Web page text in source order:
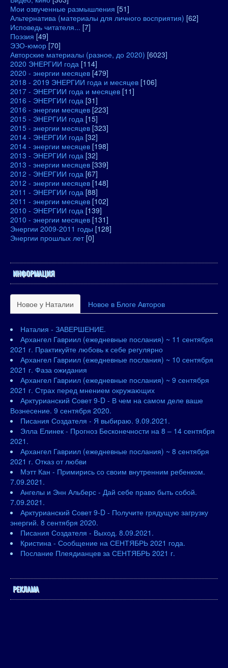
Мои озвученные размышления [51]
Альтернатива (материалы для личного восприятия) [62]
Исповедь читателя... [7]
Поэзия [49]
ЭЗО-юмор [70]
Авторские материалы (разное, до 2020) [6023]
2020 ЭНЕРГИИ года [114]
2020 - энергии месяцев [479]
2018 - 2019 ЭНЕРГИИ года и месяцев [106]
2017 - ЭНЕРГИИ года и месяцев [11]
2016 - ЭНЕРГИИ года [31]
2016 - энергии месяцев [223]
2015 - ЭНЕРГИИ года [15]
2015 - энергии месяцев [323]
2014 - ЭНЕРГИИ года [32]
2014 - энергии месяцев [198]
2013 - ЭНЕРГИИ года [32]
2013 - энергии месяцев [339]
2012 - ЭНЕРГИИ года [67]
2012 - энергии месяцев [148]
2011 - ЭНЕРГИИ года [88]
2011 - энергии месяцев [102]
2010 - ЭНЕРГИИ года [139]
2010 - энергии месяцев [131]
Энергии 2009-2011 годы [128]
Энергии прошлых лет [0]
ИНФОРМАЦИЯ
Новое у Наталии Новое в Блоге Авторов
Наталия - ЗАВЕРШЕНИЕ.
Архангел Гавриил (ежедневные послания) ~ 11 сентября
2021 г. Практикуйте любовь к себе регулярно
Архангел Гавриил (ежедневные послания) ~ 10 сентября
2021 г. Фаза ожидания
Архангел Гавриил (ежедневные послания) ~ 9 сентября
2021 г. Страх перед мнением окружающих
Арктурианский Совет 9-D - В чем на самом деле ваше
Вознесение. 9 сентября 2020.
Писания Создателя - Я выбираю. 9.09.2021.
Элла Елинек - Прогноз Бесконечности на 8 – 14 сентября
2021.
Архангел Гавриил (ежедневные послания) ~ 8 сентября
2021 г. Отказ от любви
Мэтт Кан - Примирись со своим внутренним ребенком.
7.09.2021.
Ангелы и Энн Альберс - Дай себе право быть собой.
7.09.2021.
Арктурианский Совет 9-D - Получите грядущую загрузку
энергий. 8 сентября 2020.
Писания Создателя - Выход. 8.09.2021.
Кристина - Сообщение на СЕНТЯБРЬ 2021 года.
Послание Плеядианцев за СЕНТЯБРЬ 2021 г.
РЕКЛАМА